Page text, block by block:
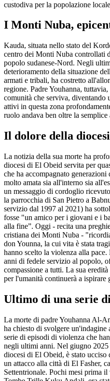
custodiva per la popolazione
I Monti Nuba,
Kauda, ​​situata nello stato del
centro dei Monti Nuba controllati
popolo sudanese-Nord. Negli
deterioramento della situazione
armati e tribali, ha costretto
regione. Padre Youhanna,
comunità che serviva, diventando
attivi in ​​questa zona
ruolo andava ben oltre la semplice
Il dolore della
La notizia della sua morte ha
diocesi di El Obeid servita per
che ha accompagnato
molto amata sia all'interno sia
un messaggio di cordoglio
la parrocchia di San Pietro a
servizio dal 1997 al 2021) ha
fosse "un amico per i giovani e i
alla fine”. Oggi - recita una
cristiana dei Monti Nuba -
don Younna, la cui vita è stata
hanno scelto la violenza alla
anni di fedele servizio al popolo,
compassione a tutti. La sua
per l'umanità continuerà a ispirare
Ultimo di una serie
La morte di padre Youhanna Al-
ha chiesto di svolgere un'indagine
serie di episodi di violenza che
negli ultimi anni. Nel giugno 2025
diocesi di El Obeid, è stato ucciso
un attacco alla città di El Fasher,
Settentrionale. Pochi mesi prima